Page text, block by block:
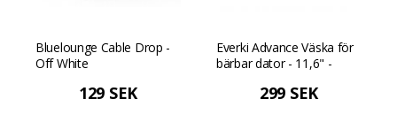
Bluelounge Cable Drop -
Off White
129 SEK
Everki Advance Väska för
bärbar dator - 11,6" -
299 SEK